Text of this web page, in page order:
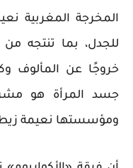
المخرجة المغربية
للجدل، بما تنتجه
خروجًا عن المألوف
جسد المرأة هو
ومؤسستها نعيمة زيطان